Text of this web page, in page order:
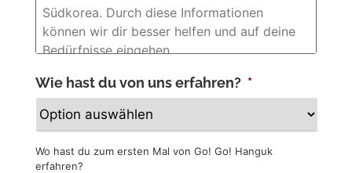
Wie hast du von uns erfahren? *
Wo hast du zum ersten Mal von Go! Go! Hanguk
erfahren?